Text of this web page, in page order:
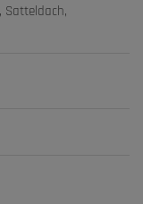
Satteldach